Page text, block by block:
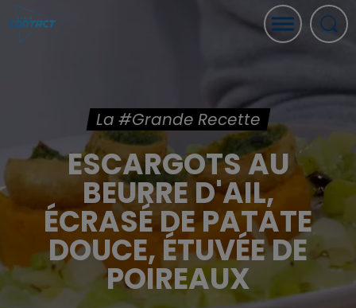
La #Grande Recette
ESCARGOTS AU
BEURRE D'AIL,
ÉCRASÉ DE PATATE
DOUCE, ÉTUVÉE DE
POIREAUX